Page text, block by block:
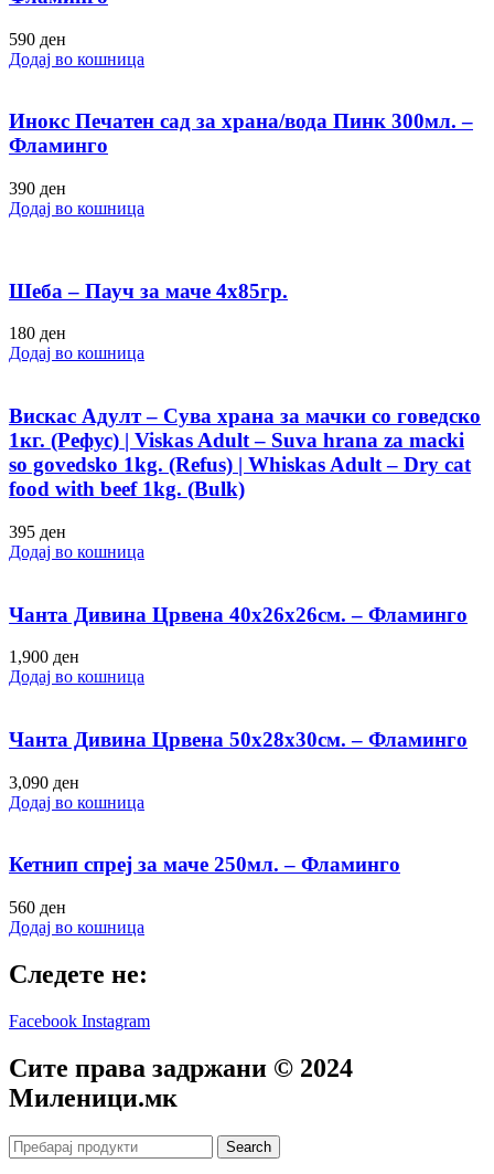
590 ден
Додај во кошница
Инокс Печатен сад за храна/вода Пинк 300мл. –
Фламинго
390 ден
Додај во кошница
Шеба – Пауч за маче 4х85гр.
180 ден
Додај во кошница
Вискас Адулт – Сува храна за мачки со говедско
1кг. (Рефус) | Viskas Adult – Suva hrana za macki
so govedsko 1kg. (Refus) | Whiskas Adult – Dry cat
food with beef 1kg. (Bulk)
395 ден
Додај во кошница
Чанта Дивина Црвена 40х26х26см. – Фламинго
1,900 ден
Додај во кошница
Чанта Дивина Црвена 50х28х30см. – Фламинго
3,090 ден
Додај во кошница
Кетнип спреј за маче 250мл. – Фламинго
560 ден
Додај во кошница
Следете не:
Facebook Instagram
Сите права задржани © 2024
Mиленици.мк
Search